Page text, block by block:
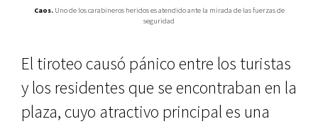
Caos.Uno de los carabineros heridos es atendido ante la mirada de las fuerzas de
seguridad
El tiroteo causó pánico entre los turistas
y los residentes que se encontraban en la
plaza, cuyo atractivo principal es una